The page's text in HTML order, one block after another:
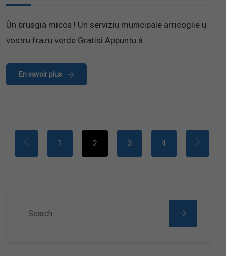
Ùn brusgià micca ! Un serviziu municipale arricoglie u
vostru frazu verde Gratisi Appuntu à
En savoir plus
1 2 3 4